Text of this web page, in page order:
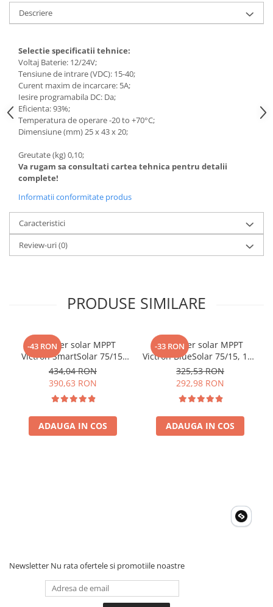
Oscal
Pecron
Kituri solare pentru balcon
Frigidere Portabile
Componente Fotovoltaice
Incarcatoare solare
Incarcatoare solare MPPT
Incarcatoare solare PWM
Interfete si cabluri
Cabluri panouri fotovoltaice
fotovoltaice
Protectii si izolatoare de baterii
Accesorii
Monitorizare si control
Incarcatoare de retea
Componente sisteme de balcon
Iluminat solar
Acumulatori
Acumulatori Standard Plumb
Acumulatori Litiu
Acumulatori Gel
UPS Centrale Termice
Stabilizatoare Tensiune
Scule si aparate
Descriere
Selectie specificatii tehnice:
Voltaj Baterie: 12/24V;
Tensiune de intrare (VDC): 15-40;
Curent maxim de incarcare: 5A;
Iesire programabila DC: Da;
Eficienta: 93%;
Temperatura de operare-20 to +70°C;
Dimensiune (mm) 25 x 43 x 20;
Greutate (kg) 0,10;
Va rugam sa consultati cartea tehnica pentru detalii
complete!
Informatii conformitate produs
Caracteristici
Review-uri(0)
PRODUSE SIMILARE
-43 RON
Controler solar MPPT
Victron SmartSolar 75/15,
15A 12V/24V, cu Bluetooth
integrat
434,04 RON
390,63 RON
ADAUGA IN COS
-33 RON
Controler solar MPPT
Victron BlueSolar 75/15, 15A
pentru sisteme solare 12V
si 24V
325,53 RON
292,98 RON
ADAUGA IN COS
Newsletter Nu rata ofertele si promotiile noastre